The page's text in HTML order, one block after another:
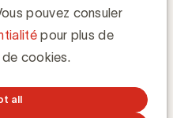
pouvez consuler
pour plus de
cookies.
all
Content